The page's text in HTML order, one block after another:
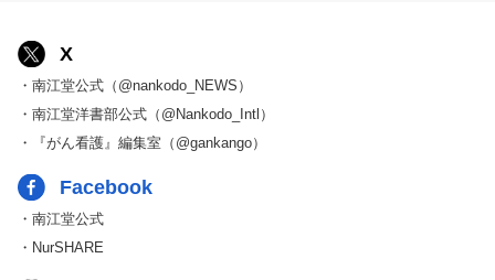
X
・南江堂公式（@nankodo_NEWS）
・南江堂洋書部公式（@Nankodo_Intl）
・『がん看護』編集室（@gankango）
Facebook
・南江堂公式
・NurSHARE